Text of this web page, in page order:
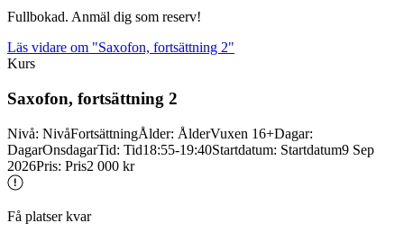
Fullbokad. Anmäl dig som reserv!
Läs vidare om "Saxofon, fortsättning 2"
Kurs
Saxofon, fortsättning 2
Nivå: NivåFortsättningÅlder: ÅlderVuxen 16+Dagar:
DagarOnsdagarTid: Tid18:55-19:40Startdatum: Startdatum9 Sep
2026Pris: Pris2 000 kr
Få platser kvar